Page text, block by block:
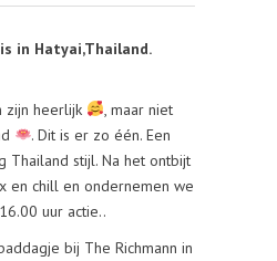
is in Hatyai,Thailand.
zijn heerlijk
, maar niet
. Dit is er zo één. Een
Thailand stijl. Na het ontbijt
en chill en ondernemen we
uur actie..
bij The Richmann in